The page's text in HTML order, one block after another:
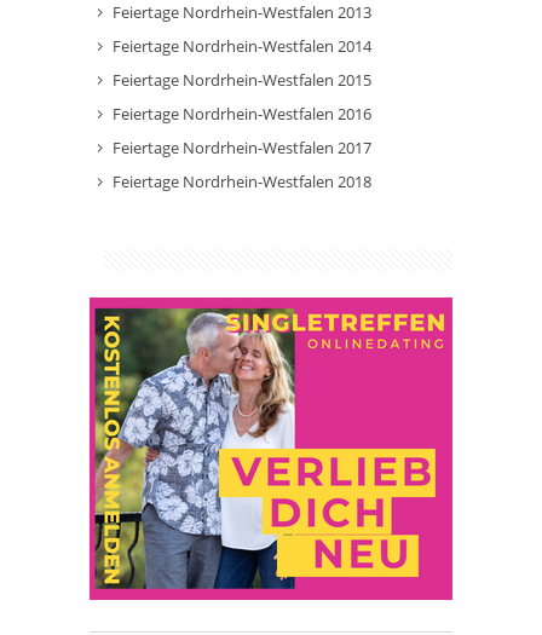
Feiertage Nordrhein-Westfalen 2013
Feiertage Nordrhein-Westfalen 2014
Feiertage Nordrhein-Westfalen 2015
Feiertage Nordrhein-Westfalen 2016
Feiertage Nordrhein-Westfalen 2017
Feiertage Nordrhein-Westfalen 2018